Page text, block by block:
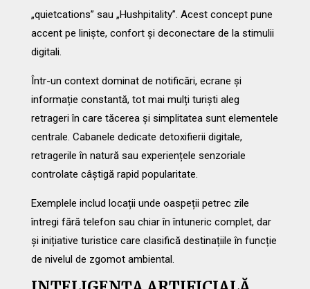
„quietcations” sau „Hushpitality”. Acest concept pune
accent pe liniște, confort și deconectare de la stimulii
digitali.
Într-un context dominat de notificări, ecrane și
informație constantă, tot mai mulți turiști aleg
retrageri în care tăcerea și simplitatea sunt elementele
centrale. Cabanele dedicate detoxifierii digitale,
retragerile în natură sau experiențele senzoriale
controlate câștigă rapid popularitate.
Exemplele includ locații unde oaspeții petrec zile
întregi fără telefon sau chiar în întuneric complet, dar
și inițiative turistice care clasifică destinațiile în funcție
de nivelul de zgomot ambiental.